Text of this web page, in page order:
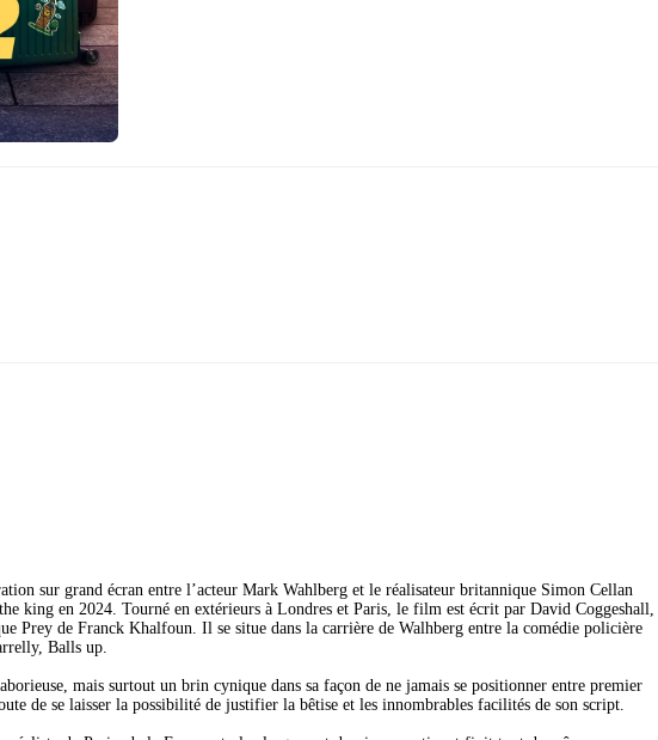
sur grand écran entre l’acteur Mark Wahlberg et le réalisateur britannique Simon Cellan
king en 2024. Tourné en extérieurs à Londres et Paris, le film est écrit par David Coggeshall,
Prey de Franck Khalfoun. Il se situe dans la carrière de Walhberg entre la comédie policière
Balls up.
mais surtout un brin cynique dans sa façon de ne jamais se positionner entre premier
de se laisser la possibilité de justifier la bêtise et les innombrables facilités de son script.